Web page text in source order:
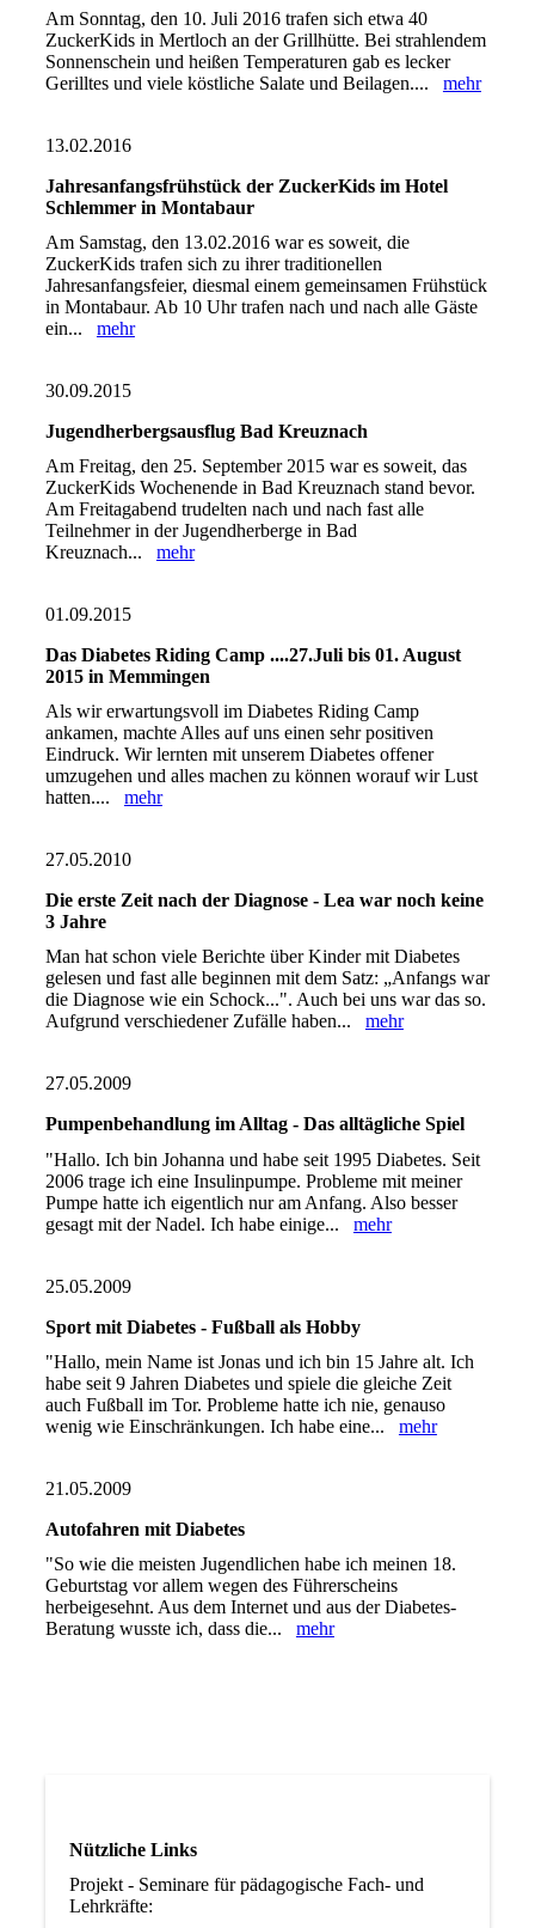
Am Sonntag, den 10. Juli 2016 trafen sich etwa 40
ZuckerKids in Mertloch an der Grillhütte. Bei strahlendem
Sonnenschein und heißen Temperaturen gab es lecker
Gerilltes und viele köstliche Salate und Beilagen.... mehr
13.02.2016
Jahresanfangsfrühstück der ZuckerKids im Hotel
Schlemmer in Montabaur
Am Samstag, den 13.02.2016 war es soweit, die
ZuckerKids trafen sich zu ihrer traditionellen
Jahresanfangsfeier, diesmal einem gemeinsamen Frühstück
in Montabaur. Ab 10 Uhr trafen nach und nach alle Gäste
ein... mehr
30.09.2015
Jugendherbergsausflug Bad Kreuznach
Am Freitag, den 25. September 2015 war es soweit, das
ZuckerKids Wochenende in Bad Kreuznach stand bevor.
Am Freitagabend trudelten nach und nach fast alle
Teilnehmer in der Jugendherberge in Bad
Kreuznach... mehr
01.09.2015
Das Diabetes Riding Camp ....27.Juli bis 01. August
2015 in Memmingen
Als wir erwartungsvoll im Diabetes Riding Camp
ankamen, machte Alles auf uns einen sehr positiven
Eindruck. Wir lernten mit unserem Diabetes offener
umzugehen und alles machen zu können worauf wir Lust
hatten.... mehr
27.05.2010
Die erste Zeit nach der Diagnose - Lea war noch keine
3 Jahre
Man hat schon viele Berichte über Kinder mit Diabetes
gelesen und fast alle beginnen mit dem Satz: „Anfangs war
die Diagnose wie ein Schock...". Auch bei uns war das so.
Aufgrund verschiedener Zufälle haben... mehr
27.05.2009
Pumpenbehandlung im Alltag - Das alltägliche Spiel
"Hallo. Ich bin Johanna und habe seit 1995 Diabetes. Seit
2006 trage ich eine Insulinpumpe. Probleme mit meiner
Pumpe hatte ich eigentlich nur am Anfang. Also besser
gesagt mit der Nadel. Ich habe einige... mehr
25.05.2009
Sport mit Diabetes - Fußball als Hobby
"Hallo, mein Name ist Jonas und ich bin 15 Jahre alt. Ich
habe seit 9 Jahren Diabetes und spiele die gleiche Zeit
auch Fußball im Tor. Probleme hatte ich nie, genauso
wenig wie Einschränkungen. Ich habe eine... mehr
21.05.2009
Autofahren mit Diabetes
"So wie die meisten Jugendlichen habe ich meinen 18.
Geburtstag vor allem wegen des Führerscheins
herbeigesehnt. Aus dem Internet und aus der Diabetes-
Beratung wusste ich, dass die... mehr
Nützliche Links
Projekt - Seminare für pädagogische Fach- und
Lehrkräfte: